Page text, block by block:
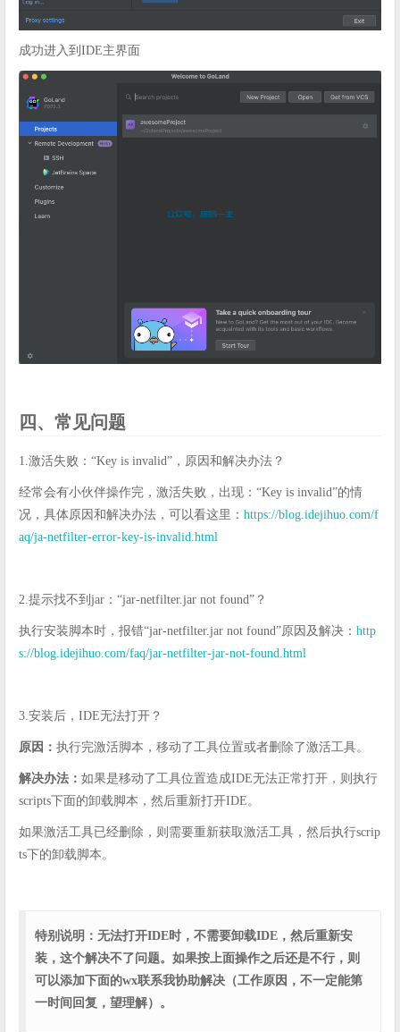
成功进入到IDE主界面
四、常见问题
1.激活失败：“Key is invalid”，原因和解决办法？
经常会有小伙伴操作完，激活失败，出现：“Key is invalid”的情
况，具体原因和解决办法，可以看这里： https://blog.idejihuo.com/f
aq/ja-netfilter-error-key-is-invalid.html
2.提示找不到jar：“jar-netfilter.jar not found”？
执行安装脚本时，报错“jar-netfilter.jar not found”原因及解决： http
s://blog.idejihuo.com/faq/jar-netfilter-jar-not-found.html
3.安装后，IDE无法打开？
原因： 执行完激活脚本，移动了工具位置或者删除了激活工具。
解决办法： 如果是移动了工具位置造成IDE无法正常打开，则执行
scripts下面的卸载脚本，然后重新打开IDE。
如果激活工具已经删除，则需要重新获取激活工具，然后执行scrip
ts下的卸载脚本。
特别说明：无法打开IDE时，不需要卸载IDE，然后重新安
装，这个解决不了问题。如果按上面操作之后还是不行，则
可以添加下面的wx联系我协助解决（工作原因，不一定能第
一时间回复，望理解）。